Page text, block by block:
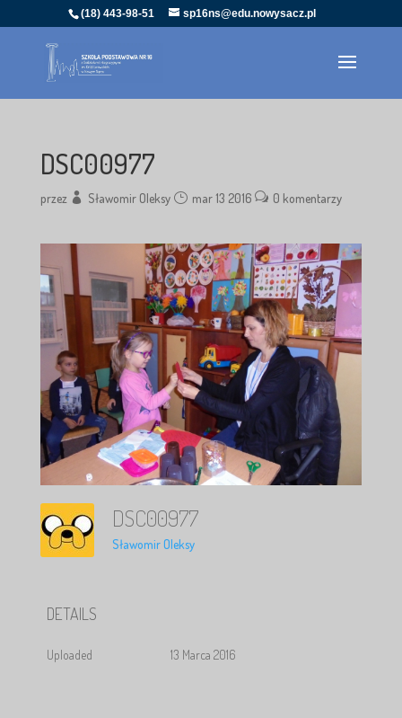
(18) 443-98-51 sp16ns@edu.nowysacz.pl
DSC00977
przez Sławomir Oleksy mar 13 2016 0 komentarzy
DSC00977
Sławomir Oleksy
DETAILS
Uploaded 13 Marca 2016